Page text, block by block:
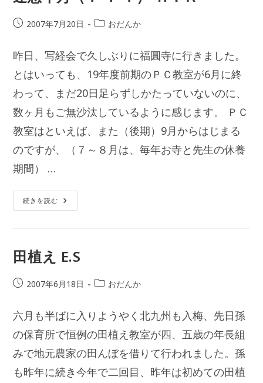
投
公
開
日:
2007年7月20日
投
テ
ゴ
ー:
おだんか
昨日、写経会で久しぶりに福圓寺に行きました。
とはいっても、19年度前期のＰＣ教室が6月に終
わって、まだ20日足らずしかたっていないのに、
数ヶ月もご無沙汰しているように感じます。 ＰＣ
教室はといえば、また（後期）9月からはじまる
のですが、（７～８月は、毎年お寺と先生の休養
期間） …
続きを読む 迷
惑
？）
Ｈ．
田植え E.S
投
公
開
日:
2007年6月18日
投
テ
ゴ
ー:
おだんか
六月も半ばに入りようやく北九州も入梅、先日孫
の保育所で恒例の田植え教室が四、五歳の年長組
みで地元農家の田んぼを借りて行われました。孫
も昨年に続き今年で二回目、昨年は初めての田植